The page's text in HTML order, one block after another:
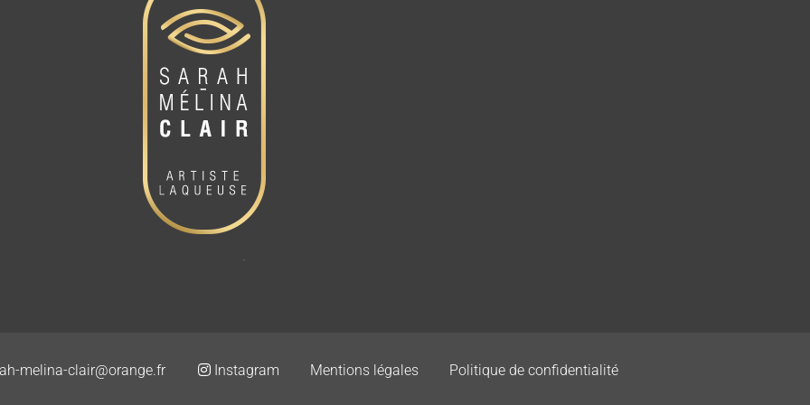
melina-clair@orange.fr Instagram Mentions légales Politique de confidentialité